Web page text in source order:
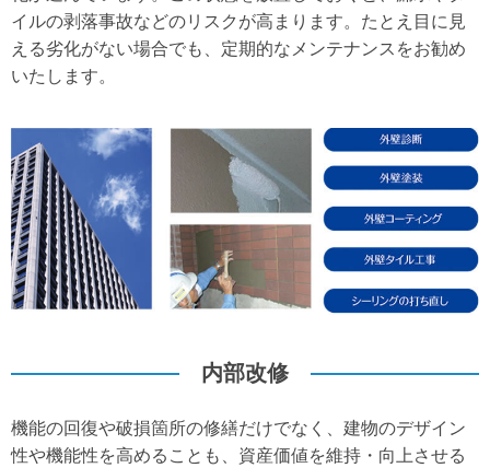
イルの剥落事故などのリスクが高まります。たとえ目に見
える劣化がない場合でも、定期的なメンテナンスをお勧め
いたします。
内部改修
機能の回復や破損箇所の修繕だけでなく、建物のデザイン
性や機能性を高めることも、資産価値を維持・向上させる